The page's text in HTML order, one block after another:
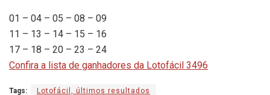
01 – 04 – 05 – 08 – 09
11 – 13 – 14 – 15 – 16
17 – 18 – 20 – 23 – 24
Confira a lista de ganhadores da Lotofácil 3496
Tags: Lotofácil, últimos resultados